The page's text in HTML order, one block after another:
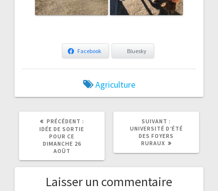
Facebook Bluesky
Agriculture
PRÉCÉDENT :
ARTICLE
PRÉCÉDENT
IDÉE DE SORTIE
POUR CE
DIMANCHE 26
AOÛT
SUIVANT :
ARTICLE
UNIVERSITÉ D’ÉTÉ
DES FOYERS
RURAUX
Laisser un commentaire